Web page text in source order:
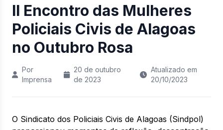
II Encontro das Mulheres
Policiais Civis de Alagoas
no Outubro Rosa
Por
Imprensa
20 de outubro
de 2023
Atualizado em
20/10/2023
O Sindicato dos Policiais Civis de Alagoas (Sindpol)